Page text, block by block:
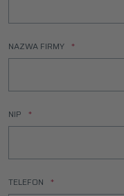
NAZWA FIRMY
NIP
TELEFON